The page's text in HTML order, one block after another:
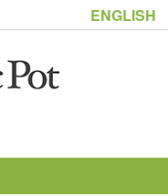
contenu
ENGLISH